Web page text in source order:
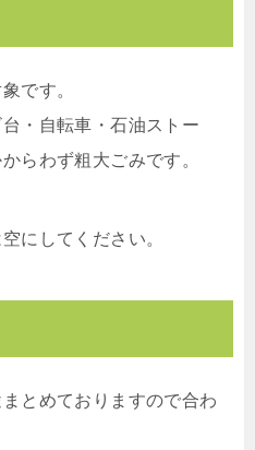
です。
・自転車・石油ストー
らわず粗大ごみです。
にしてください。
とめておりますので合わ